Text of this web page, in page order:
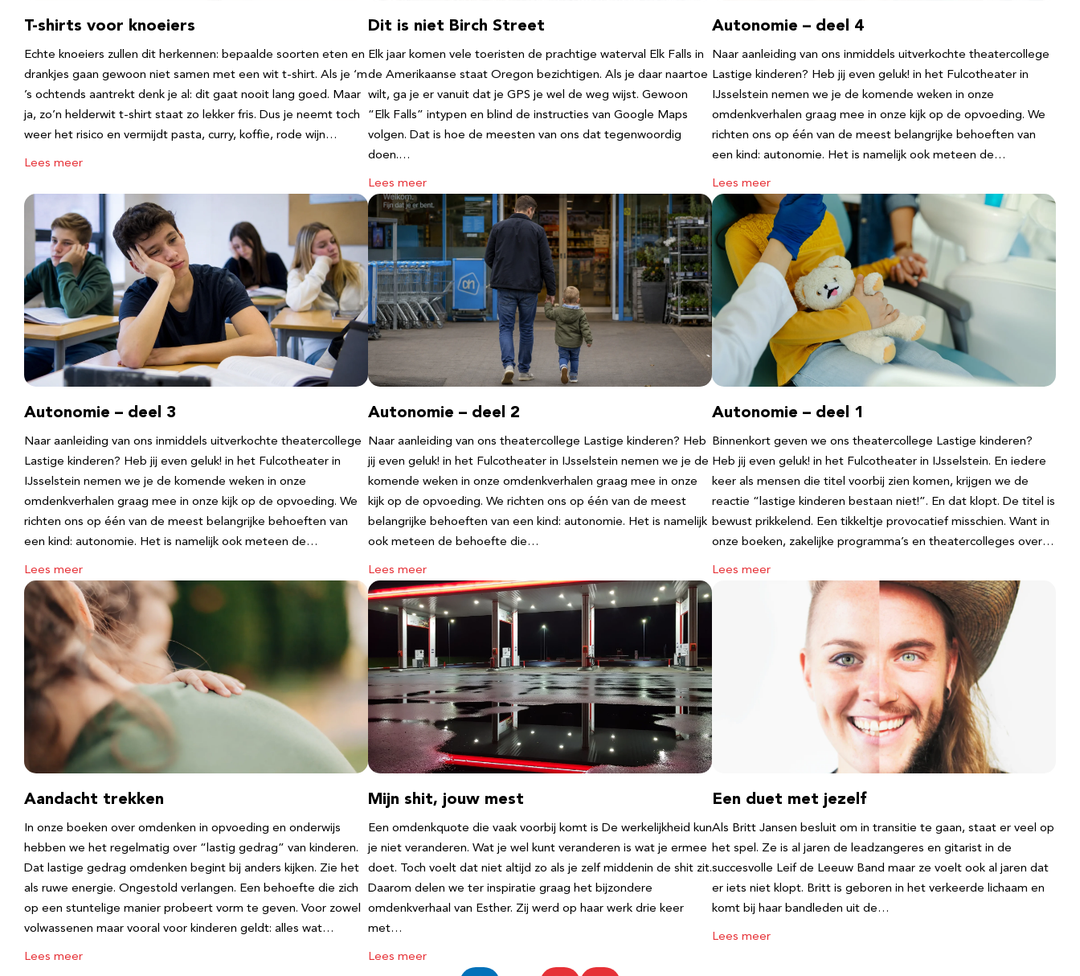
T-shirts voor knoeiers
Echte knoeiers zullen dit herkennen: bepaalde soorten eten en
drankjes gaan gewoon niet samen met een wit t-shirt. Als je ‘m
’s ochtends aantrekt denk je al: dit gaat nooit lang goed. Maar
ja, zo’n helderwit t-shirt staat zo lekker fris. Dus je neemt toch
weer het risico en vermijdt pasta, curry, koffie, rode wijn…
Lees meer
Dit is niet Birch Street
Elk jaar komen vele toeristen de prachtige waterval Elk Falls in
de Amerikaanse staat Oregon bezichtigen. Als je daar naartoe
wilt, ga je er vanuit dat je GPS je wel de weg wijst. Gewoon
“Elk Falls” intypen en blind de instructies van Google Maps
volgen. Dat is hoe de meesten van ons dat tegenwoordig
doen.…
Lees meer
Autonomie – deel 4
Naar aanleiding van ons inmiddels uitverkochte theatercollege
Lastige kinderen? Heb jij even geluk! in het Fulcotheater in
IJsselstein nemen we je de komende weken in onze
omdenkverhalen graag mee in onze kijk op de opvoeding. We
richten ons op één van de meest belangrijke behoeften van
een kind: autonomie. Het is namelijk ook meteen de…
Lees meer
Autonomie – deel 3
Naar aanleiding van ons inmiddels uitverkochte theatercollege
Lastige kinderen? Heb jij even geluk! in het Fulcotheater in
IJsselstein nemen we je de komende weken in onze
omdenkverhalen graag mee in onze kijk op de opvoeding. We
richten ons op één van de meest belangrijke behoeften van
een kind: autonomie. Het is namelijk ook meteen de…
Lees meer
Autonomie – deel 2
Naar aanleiding van ons theatercollege Lastige kinderen? Heb
jij even geluk! in het Fulcotheater in IJsselstein nemen we je de
komende weken in onze omdenkverhalen graag mee in onze
kijk op de opvoeding. We richten ons op één van de meest
belangrijke behoeften van een kind: autonomie. Het is namelijk
ook meteen de behoefte die…
Lees meer
Autonomie – deel 1
Binnenkort geven we ons theatercollege Lastige kinderen?
Heb jij even geluk! in het Fulcotheater in IJsselstein. En iedere
keer als mensen die titel voorbij zien komen, krijgen we de
reactie “lastige kinderen bestaan niet!”. En dat klopt. De titel is
bewust prikkelend. Een tikkeltje provocatief misschien. Want in
onze boeken, zakelijke programma’s en theatercolleges over…
Lees meer
Aandacht trekken
In onze boeken over omdenken in opvoeding en onderwijs
hebben we het regelmatig over “lastig gedrag” van kinderen.
Dat lastige gedrag omdenken begint bij anders kijken. Zie het
als ruwe energie. Ongestold verlangen. Een behoefte die zich
op een stuntelige manier probeert vorm te geven. Voor zowel
volwassenen maar vooral voor kinderen geldt: alles wat…
Lees meer
Mijn shit, jouw mest
Een omdenkquote die vaak voorbij komt is De werkelijkheid kun
je niet veranderen. Wat je wel kunt veranderen is wat je ermee
doet. Toch voelt dat niet altijd zo als je zelf middenin de shit zit.
Daarom delen we ter inspiratie graag het bijzondere
omdenkverhaal van Esther. Zij werd op haar werk drie keer
met…
Lees meer
Een duet met jezelf
Als Britt Jansen besluit om in transitie te gaan, staat er veel op
het spel. Ze is al jaren de leadzangeres en gitarist in de
succesvolle Leif de Leeuw Band maar ze voelt ook al jaren dat
er iets niet klopt. Britt is geboren in het verkeerde lichaam en
komt bij haar bandleden uit de…
Lees meer